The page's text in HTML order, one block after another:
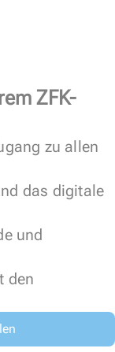
ZFK-
zu allen
das digitale
und
den